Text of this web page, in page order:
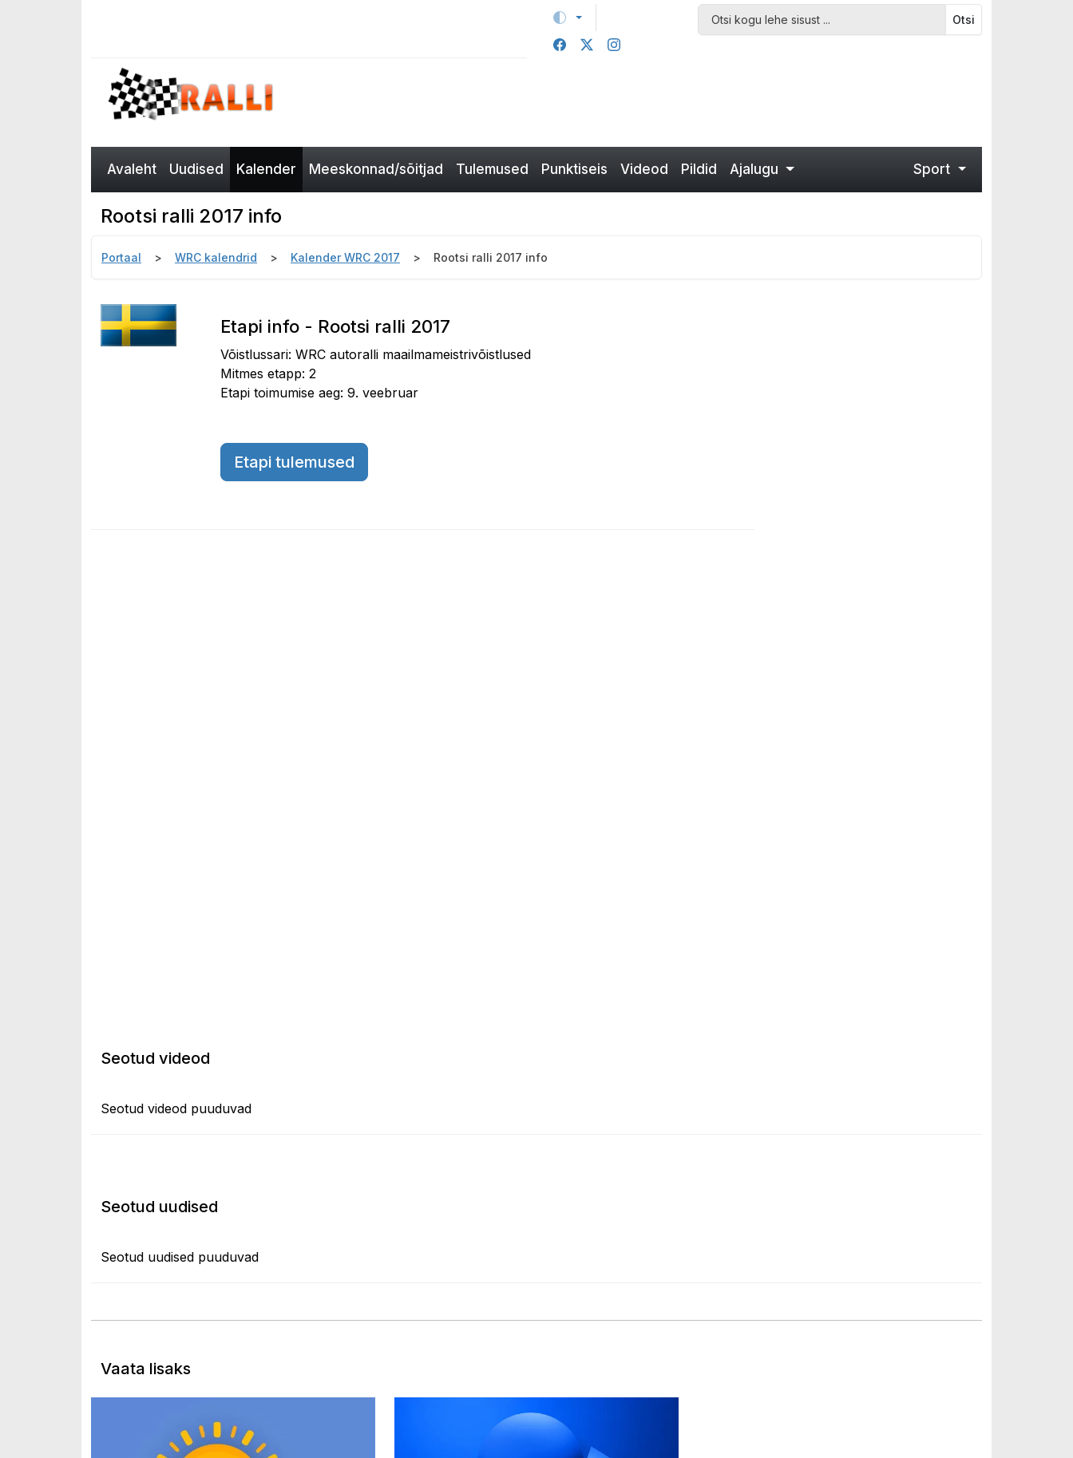
Otsi
Avaleht Uudised Kalender Meeskonnad/sõitjad Tulemused Punktiseis Videod Pildid Ajalugu Sport
Rootsi ralli 2017 info
Portaal WRC kalendrid Kalender WRC 2017 Rootsi ralli 2017 info
Etapi info - Rootsi ralli 2017
Võistlussari: WRC autoralli maailmameistrivõistlused
Mitmes etapp: 2
Etapi toimumise aeg: 9. veebruar
Etapi tulemused
Seotud videod
Seotud videod puuduvad
Seotud uudised
Seotud uudised puuduvad
Vaata lisaks